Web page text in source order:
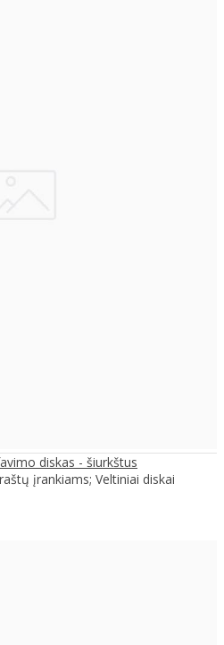
diskas - šiurkštus
įrankiams; Veltiniai diskai